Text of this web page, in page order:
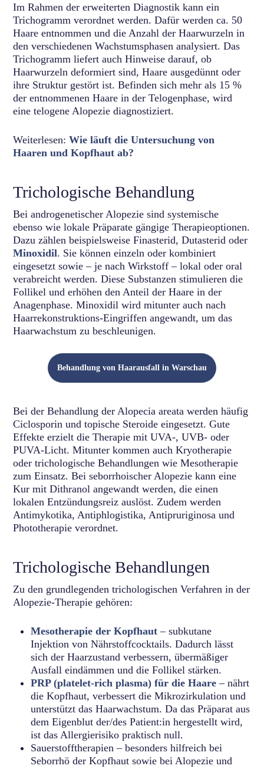
Im Rahmen der erweiterten Diagnostik kann ein
Trichogramm verordnet werden. Dafür werden ca. 50
Haare entnommen und die Anzahl der Haarwurzeln in
den verschiedenen Wachstumsphasen analysiert. Das
Trichogramm liefert auch Hinweise darauf, ob
Haarwurzeln deformiert sind, Haare ausgedünnt oder
ihre Struktur gestört ist. Befinden sich mehr als 15 %
der entnommenen Haare in der Telogenphase, wird
eine telogene Alopezie diagnostiziert.
Weiterlesen:Wie läuft die Untersuchung von
Haaren und Kopfhaut ab?
Trichologische Behandlung
Bei androgenetischer Alopezie sind systemische
ebenso wie lokale Präparate gängige Therapieoptionen.
Dazu zählen beispielsweise Finasterid, Dutasterid oder
Minoxidil. Sie können einzeln oder kombiniert
eingesetzt sowie – je nach Wirkstoff – lokal oder oral
verabreicht werden. Diese Substanzen stimulieren die
Follikel und erhöhen den Anteil der Haare in der
Anagenphase. Minoxidil wird mitunter auch nach
Haarrekonstruktions-Eingriffen angewandt, um das
Haarwachstum zu beschleunigen.
Behandlung von Haarausfall in Warschau
Bei der Behandlung der Alopecia areata werden häufig
Ciclosporin und topische Steroide eingesetzt. Gute
Effekte erzielt die Therapie mit UVA-, UVB- oder
PUVA-Licht. Mitunter kommen auch Kryotherapie
oder trichologische Behandlungen wie Mesotherapie
zum Einsatz. Bei seborrhoischer Alopezie kann eine
Kur mit Dithranol angewandt werden, die einen
lokalen Entzündungsreiz auslöst. Zudem werden
Antimykotika, Antiphlogistika, Antipruriginosa und
Phototherapie verordnet.
Trichologische Behandlungen
Zu den grundlegenden trichologischen Verfahren in der
Alopezie-Therapie gehören:
Mesotherapie der Kopfhaut – subkutane
Injektion von Nährstoffcocktails. Dadurch lässt
sich der Haarzustand verbessern, übermäßiger
Ausfall eindämmen und die Follikel stärken.
PRP (platelet-rich plasma) für die Haare – nährt
die Kopfhaut, verbessert die Mikrozirkulation und
unterstützt das Haarwachstum. Da das Präparat aus
dem Eigenblut der/des Patient:in hergestellt wird,
ist das Allergierisiko praktisch null.
Sauerstofftherapien – besonders hilfreich bei
Seborrhö der Kopfhaut sowie bei Alopezie und